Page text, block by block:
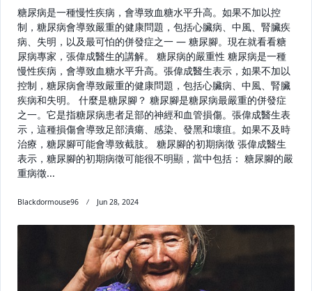
糖尿病是一種慢性疾病，會導致血糖水平升高。如果不加以控
制，糖尿病會導致嚴重的健康問題，包括心臟病、中風、腎臟疾
病、失明，以及最可怕的併發症之一 — 糖尿腳。現在就看看糖
尿病專家，張偉成醫生的講解。 糖尿病的嚴重性 糖尿病是一種
慢性疾病，會導致血糖水平升高。張偉成醫生表示，如果不加以
控制，糖尿病會導致嚴重的健康問題，包括心臟病、中風、腎臟
疾病和失明。 什麼是糖尿腳？ 糖尿腳是糖尿病最嚴重的併發症
之一。它是指糖尿病患者足部的神經和血管損傷。張偉成醫生表
示，這種損傷會導致足部潰瘍、感染、發黑和壞疽。如果不及時
治療，糖尿腳可能會導致截肢。 糖尿腳的初期病徵 張偉成醫生
表示，糖尿腳的初期病徵可能很不明顯，當中包括： 糖尿腳的嚴
重病徵...
Blackdormouse96 Jun 28, 2024